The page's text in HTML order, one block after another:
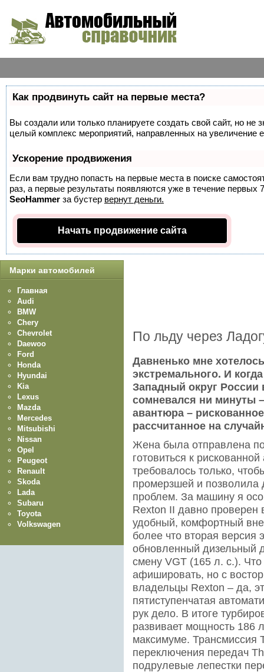
Как продвинуть сайт на первые места?
Вы создали или только планируете создать свой сайт, но не
целый комплекс мероприятий, направленных на увеличение
Ускорение продвижения
Если вам трудно попасть на первые места в поиске
раз, а первые результаты появляются уже в течение первых
SeoHammer за бустер вернут деньги.
Начать продвижение сайта
По льду через
Давненько мне
экстремального. И
Западный округ
сомневался ни минуты
авантюра –
рассчитанное на
Жена была отправлена
готовиться к
требовалось только,
промерзшей и позволила
проблем. За машину я
Rexton II давно проверен
удобный, комфортный
более что вторая версия
обновленный дизельный
смену VGT (165 л. с.).
афишировать, но с
владельцы Rexton – да,
пятиступенчатая
рук дело. В итоге
развивает мощность 186
максимуме. Трансмиссия
переключения передач
подрулевые лепестки
Марки автомобилей
Главная
Audi
BMW
Chery
Chevrolet
Daewoo
Ford
Honda
Hyundai
Kia
Lexus
Mazda
Mercedes
Mitsubishi
Nissan
Opel
Peugeot
Renault
Skoda
Lada
Subaru
Toyota
Volkswagen